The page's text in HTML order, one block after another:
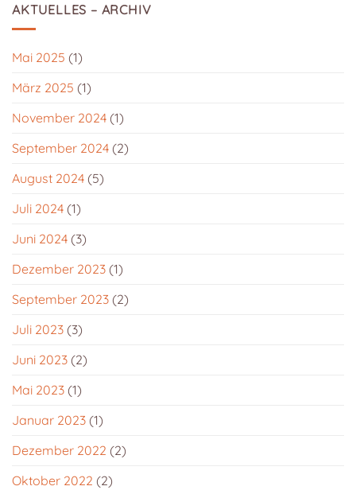
AKTUELLES – ARCHIV
Mai 2025 (1)
März 2025 (1)
November 2024 (1)
September 2024 (2)
August 2024 (5)
Juli 2024 (1)
Juni 2024 (3)
Dezember 2023 (1)
September 2023 (2)
Juli 2023 (3)
Juni 2023 (2)
Mai 2023 (1)
Januar 2023 (1)
Dezember 2022 (2)
Oktober 2022 (2)